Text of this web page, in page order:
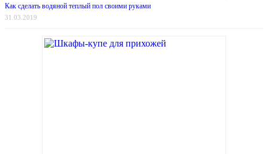
Как сделать водяной теплый пол своими руками
31.03.2019